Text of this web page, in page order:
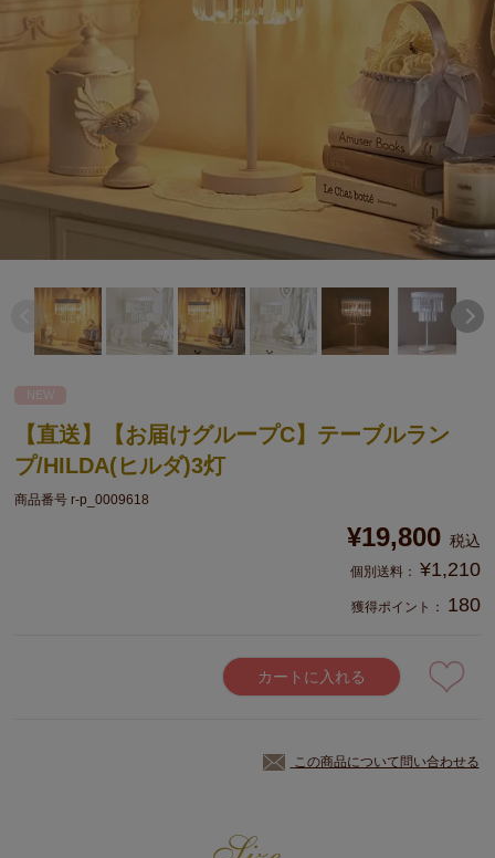
NEW
【直送】【お届けグループC】テーブルラン
プ/HILDA(ヒルダ)3灯
商品番号 r-p_0009618
¥19,800 税込
¥1,210
獲得ポイント： 180
カートに入れる
この商品について問い合わせる